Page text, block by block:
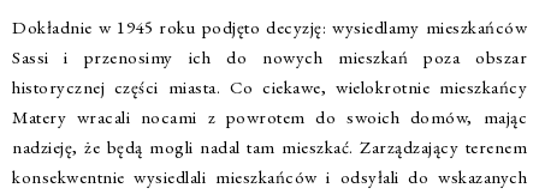
Dokładnie w 1945 roku podjęto decyzję: wysiedlamy mieszkańców
Sassi i przenosimy ich do nowych mieszkań poza obszar
historycznej części miasta. Co ciekawe, wielokrotnie mieszkańcy
Matery wracali nocami z powrotem do swoich domów, mając
nadzieję, że będą mogli nadal tam mieszkać. Zarządzający terenem
konsekwentnie wysiedlali mieszkańców i odsyłali do wskazanych